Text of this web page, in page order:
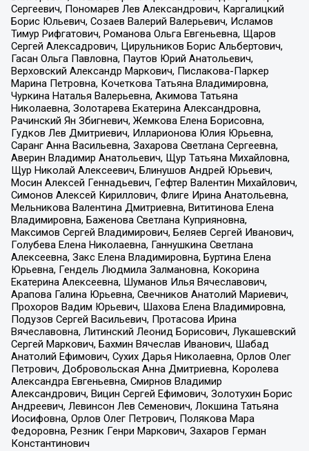
Сергеевич, Пономарев Лев Александрович, Каргалицкий
Борис Юльевич, Созаев Валерий Валерьевич, Исламов
Тимур Рифгатович, Романова Ольга Евгеньевна, Щаров
Сергей Алексадрович, Цирульников Борис Альбертович,
Гасан Ольга Павловна, Паутов Юрий Анатольевич,
Верховский Александр Маркович, Пислакова-Паркер
Марина Петровна, Кочеткова Татьяна Владимировна,
Чуркина Наталья Валерьевна, Акимова Татьяна
Николаевна, Золотарева Екатерина Александровна,
Рачинский Ян Збигневич, Жемкова Елена Борисовна,
Гудков Лев Дмитриевич, Илларионова Юлия Юрьевна,
Саранг Анна Васильевна, Захарова Светлана Сергеевна,
Аверин Владимир Анатольевич, Щур Татьяна Михайловна,
Щур Николай Алексеевич, Блинушов Андрей Юрьевич,
Мосин Алексей Геннадьевич, Гефтер Валентин Михайлович,
Симонов Алексей Кириллович, Флиге Ирина Анатольевна,
Мельникова Валентина Дмитриевна, Вититинова Елена
Владимировна, Баженова Светлана Куприяновна,
Максимов Сергей Владимирович, Беляев Сергей Иванович,
Голубева Елена Николаевна, Ганнушкина Светлана
Алексеевна, Закс Елена Владимировна, Буртина Елена
Юрьевна, Гендель Людмила Залмановна, Кокорина
Екатерина Алексеевна, Шуманов Илья Вячеславович,
Арапова Галина Юрьевна, Свечников Анатолий Мариевич,
Прохоров Вадим Юрьевич, Шахова Елена Владимировна,
Подузов Сергей Васильевич, Протасова Ирина
Вячеславовна, Литинский Леонид Борисович, Лукашевский
Сергей Маркович, Бахмин Вячеслав Иванович, Шабад
Анатолий Ефимович, Сухих Дарья Николаевна, Орлов Олег
Петрович, Добровольская Анна Дмитриевна, Королева
Александра Евгеньевна, Смирнов Владимир
Александрович, Вицин Сергей Ефимович, Золотухин Борис
Андреевич, Левинсон Лев Семенович, Локшина Татьяна
Иосифовна, Орлов Олег Петрович, Полякова Мара
Федоровна, Резник Генри Маркович, Захаров Герман
Константинович